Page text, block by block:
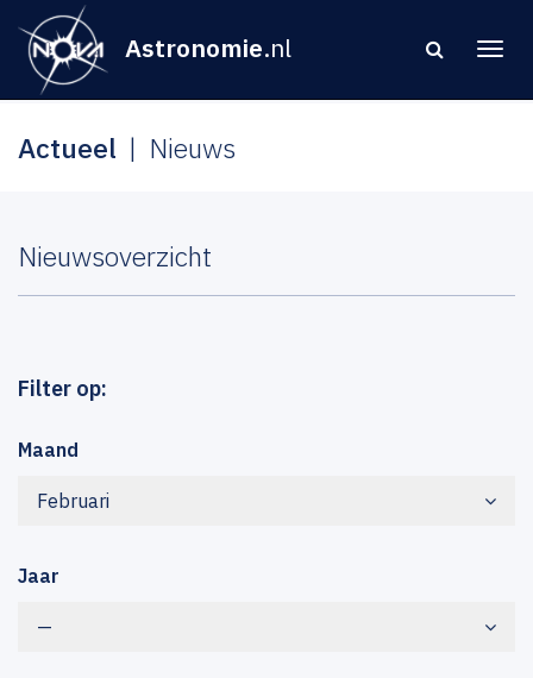
Astronomie.nl
Actueel Nieuws
Nieuwsoverzicht
Filter op:
Maand
Februari
Jaar
—